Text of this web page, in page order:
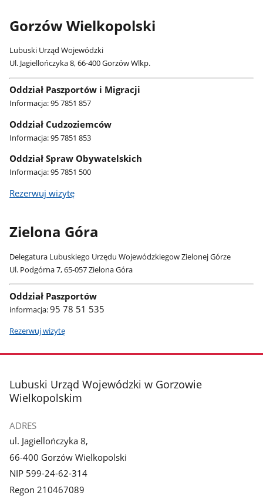
Gorzów Wielkopolski
Lubuski Urząd Wojewódzki
Ul. Jagiellończyka 8, 66-400 Gorzów Wlkp.
Oddział Paszportów i Migracji
Informacja: 95 7851 857
Oddział Cudzoziemców
Informacja: 95 7851 853
Oddział Spraw Obywatelskich
Informacja: 95 7851 500
Rezerwuj wizytę
Zielona Góra
Delegatura Lubuskiego Urzędu Wojewódzkiegow Zielonej Górze
Ul. Podgórna 7, 65-057 Zielona Góra
Oddział Paszportów
informacja:95 78 51 535
Rezerwuj wizytę
stopka
Lubuski Urząd Wojewódzki w Gorzowie
Wielkopolskim
ADRES
ul. Jagiellończyka 8,
66-400 Gorzów Wielkopolski
NIP 599-24-62-314
Regon 210467089